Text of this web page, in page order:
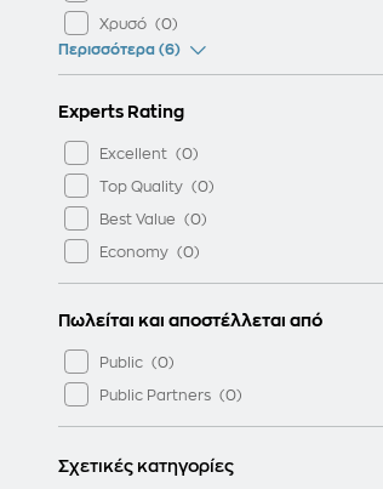
Χρυσό
Περισσότερα (6)
Experts Rating
Excellent
Top Quality
Best Value
Economy
Πωλείται και αποστέλλεται από
Public
Public Partners
Σχετικές κατηγορίες